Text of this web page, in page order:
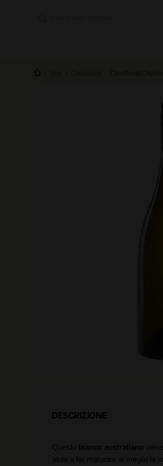
DESCRIZIONE
Questo bianco australiano
aiuta a far maturare al meglio la